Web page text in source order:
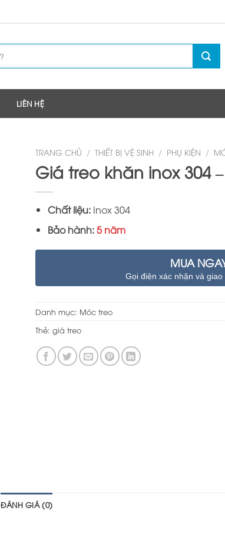
LIÊN HỆ
TRANG CHỦ / THIẾT BỊ VỆ SINH / PHỤ KIỆN /
Giá treo khăn inox 304
Chất liệu: Inox 304
Bảo hành:5 năm
MUA
Gọi điện xác nhận và
Danh mục: Móc treo
Thẻ: giá treo
ĐÁNH GIÁ (0)